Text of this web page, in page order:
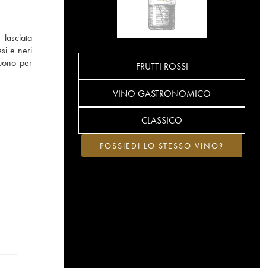
e neri
per
FRUTTI ROSSI
VINO GASTRONOMICO
CLASSICO
POSSIEDI LO STESSO VINO?